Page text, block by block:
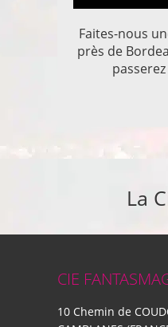
Faites-nous
près de
La
CIE
10 Chemin de